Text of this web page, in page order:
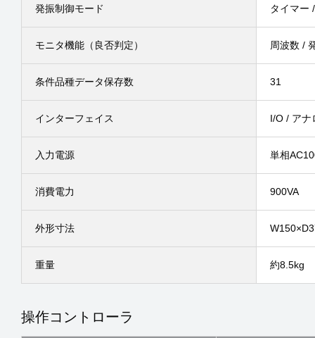
発振制御モード タイマー
モニタ機能（良否判定） 周波数 /
条件品種データ保存数 31
インターフェイス I/O / アナ
入力電源 単相
消費電力 900VA
外形寸法
重量 約8.5kg
操作コントローラ